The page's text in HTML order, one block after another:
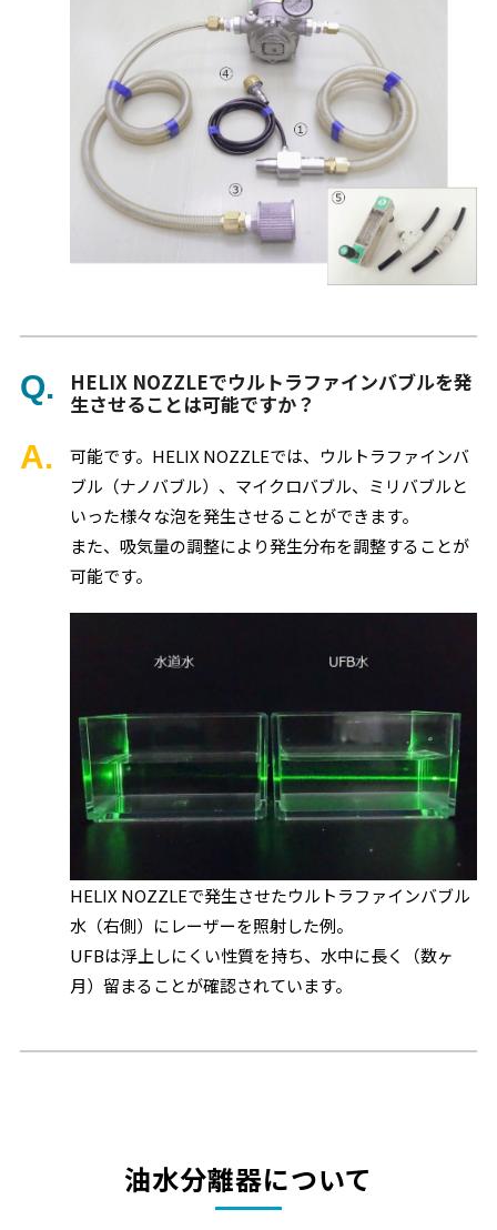
HELIX NOZZLEでウルトラファインバブルを発
生させることは可能ですか？
可能です。HELIX NOZZLEでは、ウルトラファインバ
ブル（ナノバブル）、マイクロバブル、ミリバブルと
いった様々な泡を発生させることができます。
また、吸気量の調整により発生分布を調整することが
可能です。
HELIX NOZZLEで発生させたウルトラファインバブル
水（右側）にレーザーを照射した例。
UFBは浮上しにくい性質を持ち、水中に長く（数ヶ
月）留まることが確認されています。
油水分離器について